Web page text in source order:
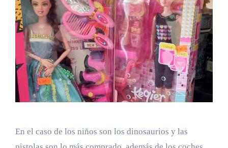
En el caso de los niños son los dinosaurios y las